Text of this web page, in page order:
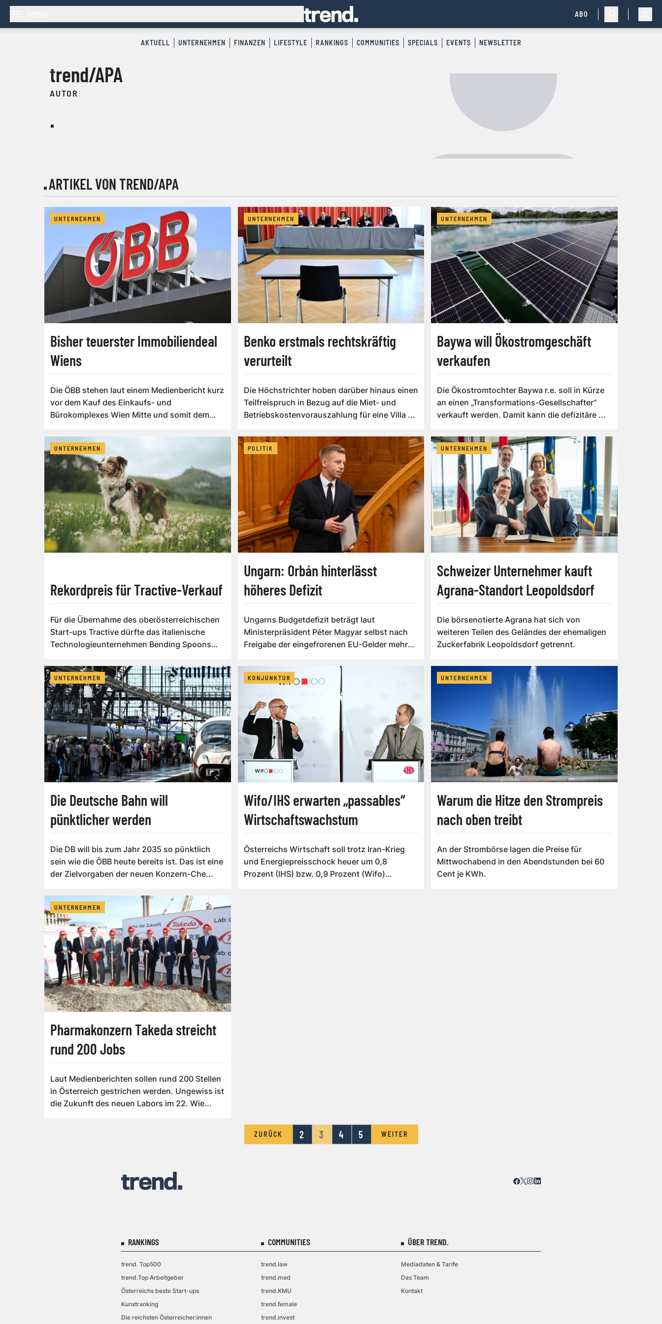
ABO
AKTUELL UNTERNEHMEN FINANZEN LIFESTYLE RANKINGS COMMUNITIES SPECIALS EVENTS NEWSLETTER
trend/APA
AUTOR
ARTIKEL VON TREND/APA
UNTERNEHMEN
Bisher teuerster Immobiliendeal
Wiens
Die ÖBB stehen laut einem Medienbericht kurz
vor dem Kauf des Einkaufs- und
Bürokomplexes Wien Mitte und somit dem
UNTERNEHMEN
Benko erstmals rechtskräftig
verurteilt
Die Höchstrichter hoben darüber hinaus einen
Teilfreispruch in Bezug auf die Miet- und
Betriebskostenvorauszahlung für eine Villa ...
UNTERNEHMEN
Baywa will Ökostromgeschäft
verkaufen
Die Ökostromtochter Baywa r.e. soll in Kürze
an einen „Transformations-Gesellschafter“
verkauft werden. Damit kann die defizitäre ...
UNTERNEHMEN
Rekordpreis für Tractive-Verkauf
Für die Übernahme des oberösterreichischen
Start-ups Tractive dürfte das italienische
Technologieunternehmen Bending Spoons
POLITIK
Ungarn: Orbán hinterlässt
höheres Defizit
Ungarns Budgetdefizit beträgt laut
Ministerpräsident Péter Magyar selbst nach
Freigabe der eingefrorenen EU-Gelder mehr
UNTERNEHMEN
Schweizer Unternehmer kauft
Agrana-Standort Leopoldsdorf
Die börsenotierte Agrana hat sich von
weiteren Teilen des Geländes der ehemaligen
Zuckerfabrik Leopoldsdorf getrennt.
UNTERNEHMEN
Die Deutsche Bahn will
pünktlicher werden
Die DB will bis zum Jahr 2035 so pünktlich
sein wie die ÖBB heute bereits ist. Das ist eine
der Zielvorgaben der neuen Konzern-Che...
KONJUNKTUR
Wifo/IHS erwarten „passables“
Wirtschaftswachstum
Österreichs Wirtschaft soll trotz Iran-Krieg
und Energiepreisschock heuer um 0,8
Prozent (IHS) bzw. 0,9 Prozent (Wifo)
UNTERNEHMEN
Warum die Hitze den Strompreis
nach oben treibt
An der Strombörse lagen die Preise für
Mittwochabend in den Abendstunden bei 60
Cent je KWh.
UNTERNEHMEN
Pharmakonzern Takeda streicht
rund 200 Jobs
Laut Medienberichten sollen rund 200 Stellen
in Österreich gestrichen werden. Ungewiss ist
die Zukunft des neuen Labors im 22. Wie...
ZURÜCK 2 3 4 5 WEITER
RANKINGS
trend. Top500
trend.Top Arbeitgeber
Österreichs beste Start-ups
Kunstranking
Die reichsten Österreicher:innen
COMMUNITIES
trend.law
trend.med
trend.KMU
trend.female
trend.invest
ÜBER TREND.
Mediadaten & Tarife
Das Team
Kontakt